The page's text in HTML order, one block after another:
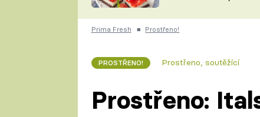
ČESKO NA TALÍŘI
KUCHAŘKA
Prima Fresh ■ Prostřeno!
PROSTŘENO! Prostřeno, soutěžící
Prostřeno: